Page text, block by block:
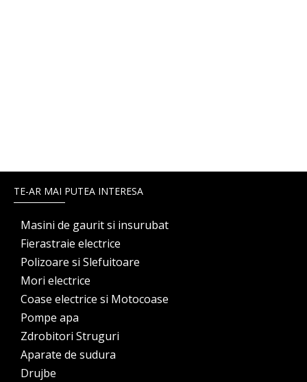
TE-AR MAI PUTEA INTERESA
Masini de gaurit si insurubat
Fierastraie electrice
Polizoare si Slefuitoare
Mori electrice
Coase electrice si Motocoase
Pompe apa
Zdrobitori Struguri
Aparate de sudura
Drujbe